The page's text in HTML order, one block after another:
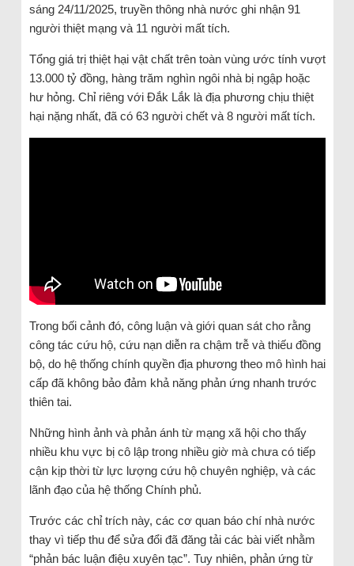
sáng 24/11/2025, truyền thông nhà nước ghi nhận 91
người thiệt mạng và 11 người mất tích.
Tổng giá trị thiệt hại vật chất trên toàn vùng ước tính vượt
13.000 tỷ đồng, hàng trăm nghìn ngôi nhà bị ngập hoặc
hư hỏng. Chỉ riêng với Đắk Lắk là địa phương chịu thiệt
hại nặng nhất, đã có 63 người chết và 8 người mất tích.
Trong bối cảnh đó, công luận và giới quan sát cho rằng
công tác cứu hộ, cứu nạn diễn ra chậm trễ và thiếu đồng
bộ, do hệ thống chính quyền địa phương theo mô hình hai
cấp đã không bảo đảm khả năng phản ứng nhanh trước
thiên tai.
Những hình ảnh và phản ánh từ mạng xã hội cho thấy
nhiều khu vực bị cô lập trong nhiều giờ mà chưa có tiếp
cận kịp thời từ lực lượng cứu hộ chuyên nghiệp, và các
lãnh đạo của hệ thống Chính phủ.
Trước các chỉ trích này, các cơ quan báo chí nhà nước
thay vì tiếp thu để sửa đổi đã đăng tải các bài viết nhằm
“phản bác luận điệu xuyên tạc”. Tuy nhiên, phản ứng từ